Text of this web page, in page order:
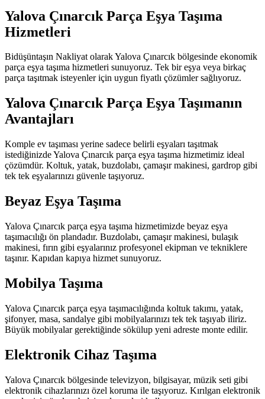
Yalova Çınarcık Parça Eşya Taşıma
Hizmetleri
Bidüşüntaşın Nakliyat olarak Yalova Çınarcık bölgesinde ekonomik
parça eşya taşıma hizmetleri sunuyoruz. Tek bir eşya veya birkaç
parça taşıtmak isteyenler için uygun fiyatlı çözümler sağlıyoruz.
Yalova Çınarcık Parça Eşya Taşımanın
Avantajları
Komple ev taşıması yerine sadece belirli eşyaları taşıtmak
istediğinizde Yalova Çınarcık parça eşya taşıma hizmetimiz ideal
çözümdür. Koltuk, yatak, buzdolabı, çamaşır makinesi, gardrop gibi
tek tek eşyalarınızı güvenle taşıyoruz.
Beyaz Eşya Taşıma
Yalova Çınarcık parça eşya taşıma hizmetimizde beyaz eşya
taşımacılığı ön plandadır. Buzdolabı, çamaşır makinesi, bulaşık
makinesi, fırın gibi eşyalarınız profesyonel ekipman ve tekniklere
taşınır. Kapıdan kapıya hizmet sunuyoruz.
Mobilya Taşıma
Yalova Çınarcık parça eşya taşımacılığında koltuk takımı, yatak,
şifonyer, masa, sandalye gibi mobilyalarınızı tek tek taşıyab iliriz.
Büyük mobilyalar gerektiğinde sökülup yeni adreste monte edilir.
Elektronik Cihaz Taşıma
Yalova Çınarcık bölgesinde televizyon, bilgisayar, müzik seti gibi
elektronik cihazlarınızı özel koruma ile taşıyoruz. Kırılgan elektronik